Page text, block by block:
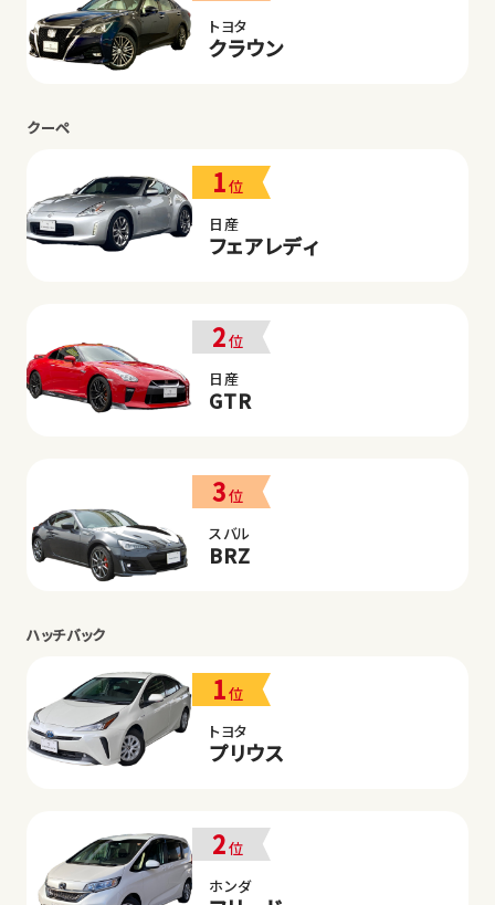
トヨタ
クラウン
クーペ
1位
日産
フェアレディ
2位
日産
GTR
3位
スバル
BRZ
ハッチバック
1位
トヨタ
プリウス
2位
ホンダ